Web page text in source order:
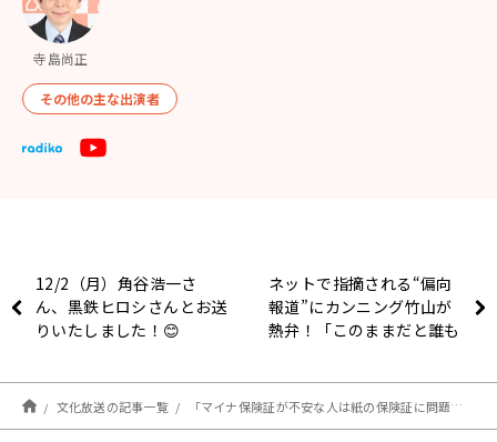
寺島尚正
その他の主な出演者
12/2（月）角谷浩一さ
ん、黒鉄ヒロシさんとお送
りいたしました！😊
ネットで指摘される“偏向
報道”にカンニング竹山が
熱弁！「このままだと誰も
文化放送の記事一覧 「マイナ保険証が不安な人は紙の保険証に問題ないと思ってる？」従来の保険証廃止へ